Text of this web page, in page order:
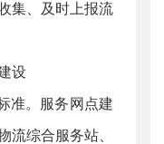
集、及时上报流
设
。服务网点建
流综合服务站、